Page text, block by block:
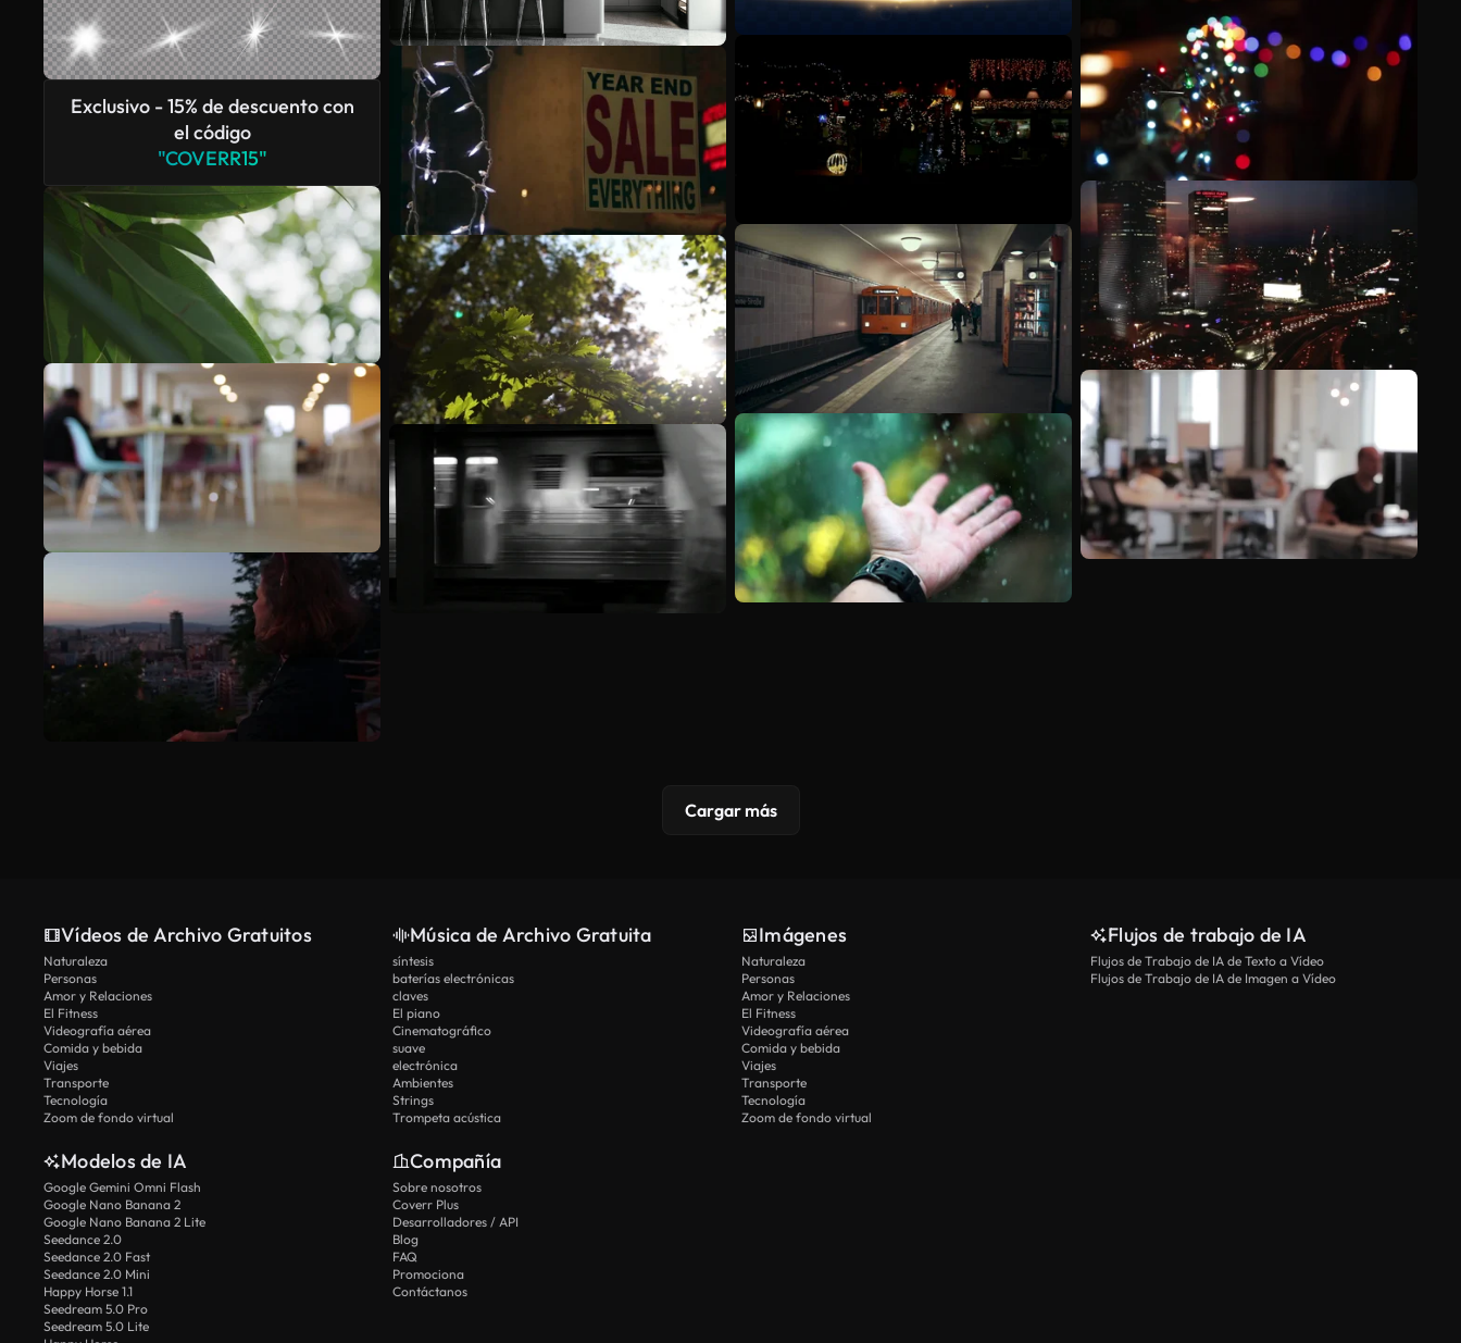
Exclusivo - 15% de descuento con
el código
"COVERR15"
Ver más
Cargar más
Vídeos de Archivo Gratuitos
Naturaleza
Personas
Amor y Relaciones
El Fitness
Videografía aérea
Comida y bebida
Viajes
Transporte
Tecnología
Zoom de fondo virtual
Música de Archivo Gratuita
síntesis
baterías electrónicas
claves
El piano
Cinematográfico
suave
electrónica
Ambientes
Strings
Trompeta acústica
Imágenes
Naturaleza
Personas
Amor y Relaciones
El Fitness
Videografía aérea
Comida y bebida
Viajes
Transporte
Tecnología
Zoom de fondo virtual
Flujos de trabajo de IA
Flujos de Trabajo de IA de Texto a Vídeo
Flujos de Trabajo de IA de Imagen a Vídeo
Modelos de IA
Google Gemini Omni Flash
Google Nano Banana 2
Google Nano Banana 2 Lite
Seedance 2.0
Seedance 2.0 Fast
Seedance 2.0 Mini
Happy Horse 1.1
Seedream 5.0 Pro
Seedream 5.0 Lite
Compañía
Sobre nosotros
Coverr Plus
Desarrolladores / API
Blog
FAQ
Promociona
Contáctanos